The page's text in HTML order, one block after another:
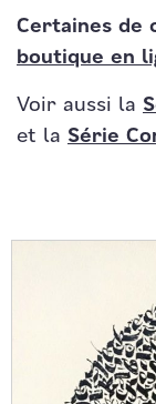
Certaines de
boutique en
Voir aussi la
et la Série